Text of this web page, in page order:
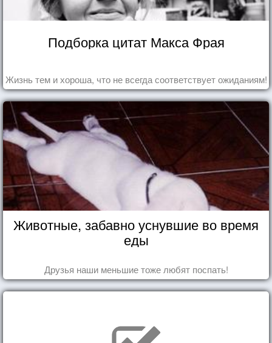
Подборка цитат Макса Фрая
Жизнь тем и хороша, что не всегда соответствует ожиданиям!
Животные, забавно уснувшие во время
еды
Друзья наши меньшие тоже любят поспать!